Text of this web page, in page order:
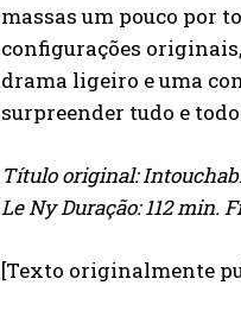
massas um pouco por
configurações
drama ligeiro e uma
surpreender tudo e
Título original:
Le Ny Duração: 112 min.
[Texto originalmente